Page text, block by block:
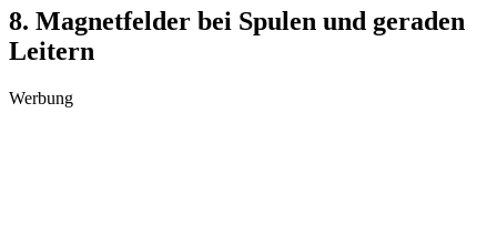
8. Magnetfelder bei Spulen und geraden
Leitern
Werbung